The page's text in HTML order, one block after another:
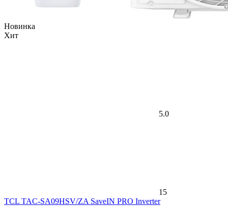
Новинка
Хит
5.0
15
TCL TAC-SA09HSV/ZA SaveIN PRO Inverter